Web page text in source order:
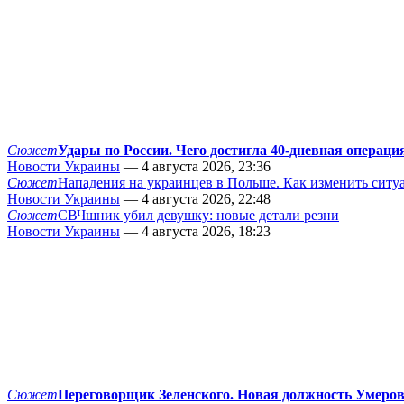
СюжетУдары по России. Чего достигла 40-дневная
Новости Украины — 4 августа 2026, 23:36
СюжетНападения на украинцев в Польше. Как изменить
Новости Украины — 4 августа 2026, 22:48
СюжетСВЧшник убил девушку: новые детали резни
Новости Украины — 4 августа 2026, 18:23
СюжетПереговорщик Зеленского. Новая должность